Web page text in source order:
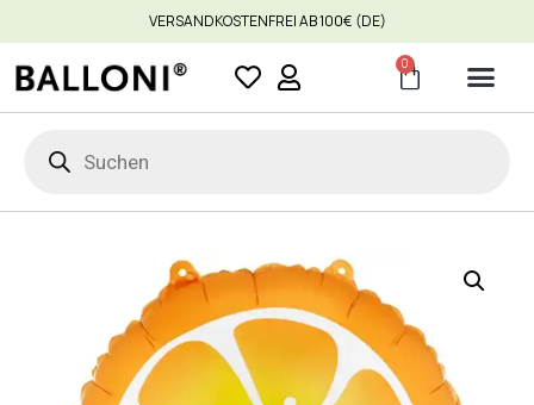
VERSANDKOSTENFREI AB 100€ (DE)
0